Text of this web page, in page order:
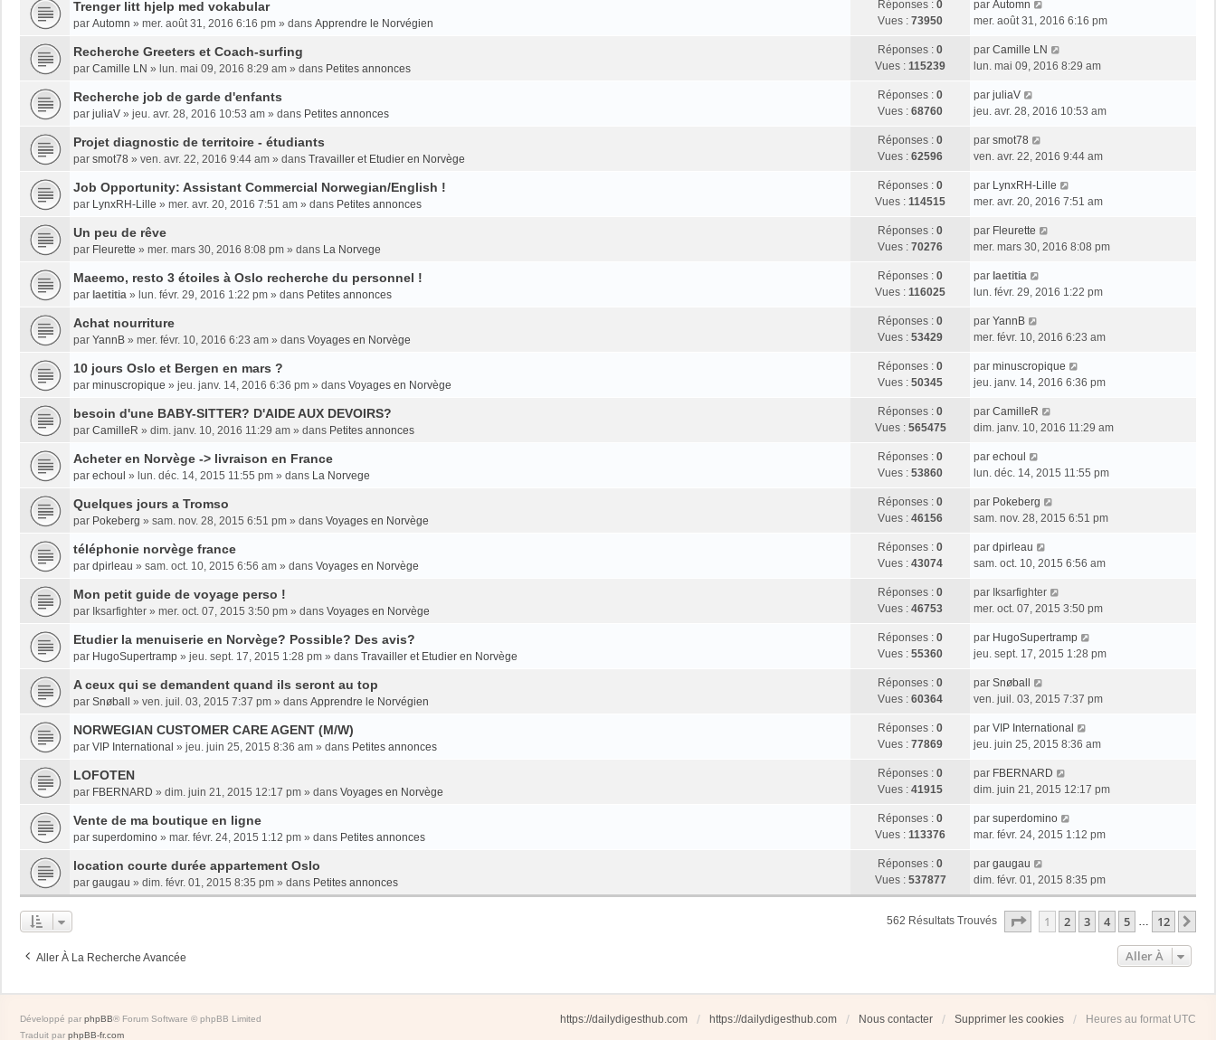
Trenger litt hjelp med vokabular
par Automn » mer. août 31, 2016 6:16 pm » dans Apprendre le Norvégien
Réponses : 0
Vues : 73950
par Automn
mer. août 31, 2016 6:16 pm
Recherche Greeters et Coach-surfing
par Camille LN » lun. mai 09, 2016 8:29 am » dans Petites annonces
Réponses : 0
Vues : 115239
par Camille LN
lun. mai 09, 2016 8:29 am
Recherche job de garde d'enfants
par juliaV » jeu. avr. 28, 2016 10:53 am » dans Petites annonces
Réponses : 0
Vues : 68760
par juliaV
jeu. avr. 28, 2016 10:53 am
Projet diagnostic de territoire - étudiants
par smot78 » ven. avr. 22, 2016 9:44 am » dans Travailler et Etudier en Norvège
Réponses : 0
Vues : 62596
par smot78
ven. avr. 22, 2016 9:44 am
Job Opportunity: Assistant Commercial Norwegian/English !
par LynxRH-Lille » mer. avr. 20, 2016 7:51 am » dans Petites annonces
Réponses : 0
Vues : 114515
par LynxRH-Lille
mer. avr. 20, 2016 7:51 am
Un peu de rêve
par Fleurette » mer. mars 30, 2016 8:08 pm » dans La Norvege
Réponses : 0
Vues : 70276
par Fleurette
mer. mars 30, 2016 8:08 pm
Maeemo, resto 3 étoiles à Oslo recherche du personnel !
par laetitia » lun. févr. 29, 2016 1:22 pm » dans Petites annonces
Réponses : 0
Vues : 116025
par laetitia
lun. févr. 29, 2016 1:22 pm
Achat nourriture
par YannB » mer. févr. 10, 2016 6:23 am » dans Voyages en Norvège
Réponses : 0
Vues : 53429
par YannB
mer. févr. 10, 2016 6:23 am
10 jours Oslo et Bergen en mars ?
par minuscropique » jeu. janv. 14, 2016 6:36 pm » dans Voyages en Norvège
Réponses : 0
Vues : 50345
par minuscropique
jeu. janv. 14, 2016 6:36 pm
besoin d'une BABY-SITTER? D'AIDE AUX DEVOIRS?
par CamilleR » dim. janv. 10, 2016 11:29 am » dans Petites annonces
Réponses : 0
Vues : 565475
par CamilleR
dim. janv. 10, 2016 11:29 am
Acheter en Norvège -> livraison en France
par echoul » lun. déc. 14, 2015 11:55 pm » dans La Norvege
Réponses : 0
Vues : 53860
par echoul
lun. déc. 14, 2015 11:55 pm
Quelques jours a Tromso
par Pokeberg » sam. nov. 28, 2015 6:51 pm » dans Voyages en Norvège
Réponses : 0
Vues : 46156
par Pokeberg
sam. nov. 28, 2015 6:51 pm
téléphonie norvège france
par dpirleau » sam. oct. 10, 2015 6:56 am » dans Voyages en Norvège
Réponses : 0
Vues : 43074
par dpirleau
sam. oct. 10, 2015 6:56 am
Mon petit guide de voyage perso !
par Iksarfighter » mer. oct. 07, 2015 3:50 pm » dans Voyages en Norvège
Réponses : 0
Vues : 46753
par Iksarfighter
mer. oct. 07, 2015 3:50 pm
Etudier la menuiserie en Norvège? Possible? Des avis?
par HugoSupertramp » jeu. sept. 17, 2015 1:28 pm » dans Travailler et Etudier en Norvège
Réponses : 0
Vues : 55360
par HugoSupertramp
jeu. sept. 17, 2015 1:28 pm
A ceux qui se demandent quand ils seront au top
par Snøball » ven. juil. 03, 2015 7:37 pm » dans Apprendre le Norvégien
Réponses : 0
Vues : 60364
par Snøball
ven. juil. 03, 2015 7:37 pm
NORWEGIAN CUSTOMER CARE AGENT (M/W)
par VIP International » jeu. juin 25, 2015 8:36 am » dans Petites annonces
Réponses : 0
Vues : 77869
par VIP International
jeu. juin 25, 2015 8:36 am
LOFOTEN
par FBERNARD » dim. juin 21, 2015 12:17 pm » dans Voyages en Norvège
Réponses : 0
Vues : 41915
par FBERNARD
dim. juin 21, 2015 12:17 pm
Vente de ma boutique en ligne
par superdomino » mar. févr. 24, 2015 1:12 pm » dans Petites annonces
Réponses : 0
Vues : 113376
par superdomino
mar. févr. 24, 2015 1:12 pm
location courte durée appartement Oslo
par gaugau » dim. févr. 01, 2015 8:35 pm » dans Petites annonces
Réponses : 0
Vues : 537877
par gaugau
dim. févr. 01, 2015 8:35 pm
562 Résultats Trouvés Page Sur12
1 2 3 4 5 … 12
Aller À La Recherche Avancée Aller À
https://dailydigesthub.com https://dailydigesthub.com Nous contacter Supprimer les cookies Heures au format UTC
Développé par phpBB® Forum Software © phpBB Limited
Traduit par phpBB-fr.com